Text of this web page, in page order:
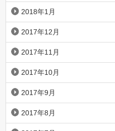
2018年1月
2017年12月
2017年11月
2017年10月
2017年9月
2017年8月